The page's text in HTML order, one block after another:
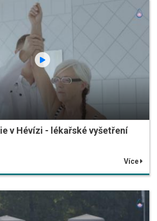
v Hévízi - lékařské vyšetření
Více